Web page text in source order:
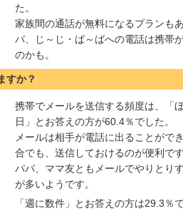
た。
家族間の通話が無料になるプランも
パ、じ～じ・ば～ばへの電話は携帯
のかも。
すか？
携帯でメールを送信する頻度は、「
日」とお答えの方が60.4％でした。
メールは相手が電話に出ることがで
合でも、送信しておけるのが便利です
パパ、ママ友ともメールでやりとり
が多いようです。
「週に数件」とお答えの方は29.3％で